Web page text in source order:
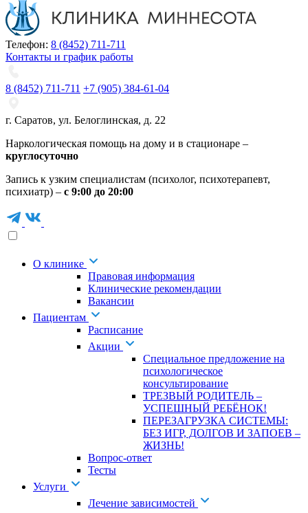
Телефон: 8 (8452) 711-711
Контакты и график работы
8 (8452) 711-711 +7 (905) 384-61-04
г. Саратов, ул. Белоглинская, д. 22
Наркологическая помощь на дому и в стационаре –
круглосуточно
Запись к узким специалистам (психолог, психотерапевт,
психиатр) – с 9:00 до 20:00
О клинике
Правовая информация
Клинические рекомендации
Вакансии
Пациентам
Расписание
Акции
Специальное предложение на
психологическое
консультирование
ТРЕЗВЫЙ РОДИТЕЛЬ –
УСПЕШНЫЙ РЕБЁНОК!
ПЕРЕЗАГРУЗКА СИСТЕМЫ:
БЕЗ ИГР, ДОЛГОВ И ЗАПОЕВ –
ЖИЗНЬ!
Вопрос-ответ
Тесты
Услуги
Лечение зависимостей